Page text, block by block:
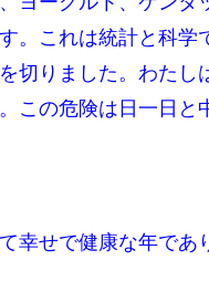
。これは統計と科
切りました。わたし
この危険は日一日と
幸せで健康な年であ